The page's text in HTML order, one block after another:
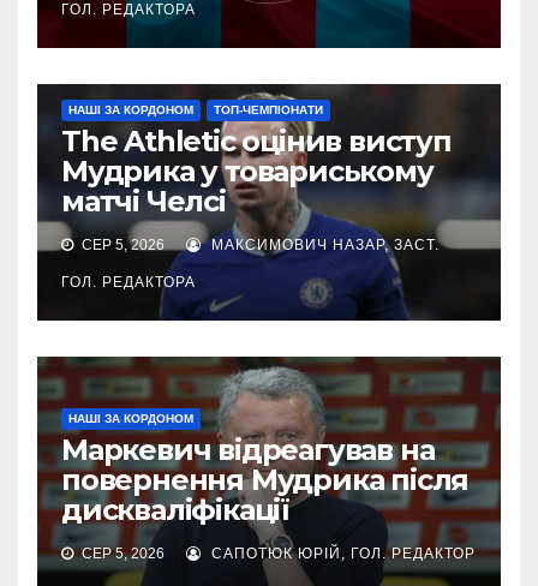
ГОЛ. РЕДАКТОРА
НАШІ ЗА КОРДОНОМ ТОП-ЧЕМПІОНАТИ
The Athletic оцінив виступ
Мудрика у товариському
матчі Челсі
СЕР 5, 2026 МАКСИМОВИЧ НАЗАР, ЗАСТ.
ГОЛ. РЕДАКТОРА
НАШІ ЗА КОРДОНОМ
Маркевич відреагував на
повернення Мудрика після
дискваліфікації
СЕР 5, 2026 САПОТЮК ЮРІЙ, ГОЛ. РЕДАКТОР